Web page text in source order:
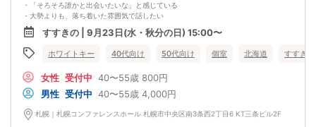
・「そろそろ誰かと出会いたいな」と感じている
・大勢よりも、落ち着いた雰囲気で話したい
・もう一度、心ときめく恋がしたい
★スイーツ＆ドリンク★
・大人気のミスドが食べられる！
（ポン・デ・リング、オールドファッション、フレンチクルーラーチョコリン
※メニューは仕入れの関係で変更になる場合があります。
・ウーロン茶、緑茶、珈琲
年齢を重ねた今だからこそ、心が通う出会いがあります。
一歩踏み出すだけで、新しい笑顔が待っています。
あなたらしいご縁を、ぜひこの場で見つけてみませんか？
すすきの | 9月23日(水・秋分の日) 15:00〜
ホワイトキー 40代向け 50代向け 個室 北海道 すすきの
女性 受付中 40〜55歳 800円
男性 受付中 40〜55歳 4,000円
札幌｜札幌コンファレンスホール 札幌市中央区南3条西2丁目6 KT三条ビル2F